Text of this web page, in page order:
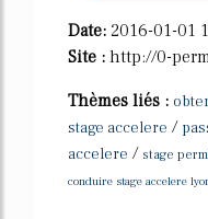
Date: 2016-01-01
Site : http://0-
Thèmes liés :
stage accelere /
accelere / stage
conduire stage accelere